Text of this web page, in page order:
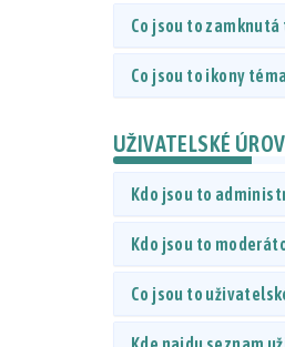
Co jsou to
Co jsou to ikony
UŽIVATELSKÉ
Kdo jsou to
Kdo jsou to
Co jsou to